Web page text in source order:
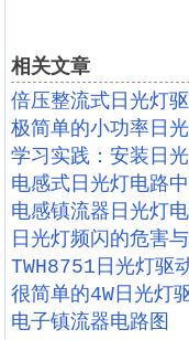
相关文章
倍压整流式日光灯
极简单的小功率日
学习实践：安装日
电感式日光灯电路
电感镇流器日光灯
日光灯频闪的危害
TWH8751日光灯驱
很简单的4W日光灯
电子镇流器电路图